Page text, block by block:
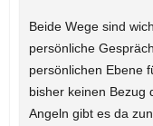
Beide Wege sind
persönliche
persönlichen Ebene
bisher keinen Bezug
Angeln gibt es da